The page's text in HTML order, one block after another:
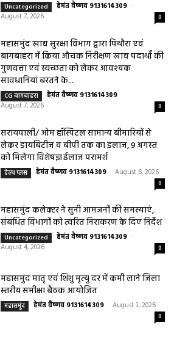
Uncategorized हेमंत वैष्णव 9131614309 -
August 7, 2026
0
महासमुंद खाद्य सुरक्षा विभाग द्वारा पिथौरा एवं
बागबाहरा में किया औचक निरीक्षण खाद्य पदार्थों की
गुणवत्ता एवं स्वच्छता को लेकर आवश्यक
सावधानियां बरतने के...
CG बागबाहरा हेमंत वैष्णव 9131614309 -
August 7, 2026
0
सरायपाली/ ओम हॉस्पिटल सामान्य बीमारियों से
लेकर डायबिटीज व बीपी तक का इलाज, 9 अगस्त
को मिलेगा विशेषज्ञ ईलाज परामर्श
हेल्थ प्लस हेमंत वैष्णव 9131614309 - August 6, 2026
0
महासमुंद कलेक्टर ने सुनी आमजनों की समस्याएं,
संबंधित विभागों को त्वरित निराकरण के दिए निर्देश
Uncategorized हेमंत वैष्णव 9131614309 -
August 4, 2026
0
महासमुंद मातृ एवं शिशु मृत्यु दर में कमी लाने जिला
स्तरीय समीक्षा बैठक आयोजित
महासमुंद हेमंत वैष्णव 9131614309 - August 3, 2026
0